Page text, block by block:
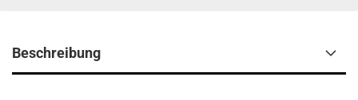
Beschreibung